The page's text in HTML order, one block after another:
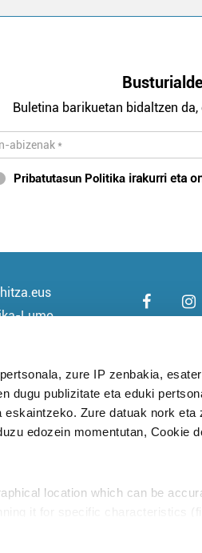
zure IP zenbakia,
dugu publizitate eta eduki
Zure datuak nork
edozein momentutan, Cookie
location which can be
Buletina barikuetan bidaltzen
Pribatutasun Politika irakurri eta
Lumo
Aniztasun
eta euskaratik, modu librean